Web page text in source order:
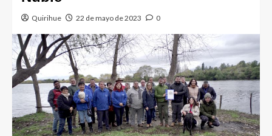
Quirihue 22 de mayo de 2023 0